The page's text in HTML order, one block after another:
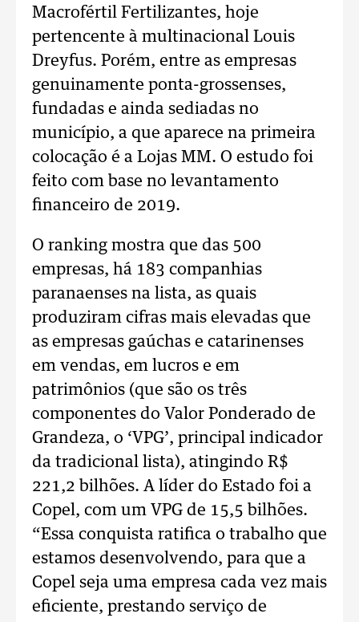
Macrofértil Fertilizantes, hoje
pertencente à multinacional Louis
Dreyfus. Porém, entre as empresas
genuinamente ponta-grossenses,
fundadas e ainda sediadas no
município, a que aparece na primeira
colocação é a Lojas MM. O estudo foi
feito com base no levantamento
financeiro de 2019.
O ranking mostra que das 500
empresas, há 183 companhias
paranaenses na lista, as quais
produziram cifras mais elevadas que
as empresas gaúchas e catarinenses
em vendas, em lucros e em
patrimônios (que são os três
componentes do Valor Ponderado de
Grandeza, o ‘VPG’, principal indicador
da tradicional lista), atingindo R$
221,2 bilhões. A líder do Estado foi a
Copel, com um VPG de 15,5 bilhões.
“Essa conquista ratifica o trabalho que
estamos desenvolvendo, para que a
Copel seja uma empresa cada vez mais
eficiente, prestando serviço de